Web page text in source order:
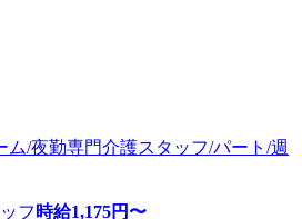
ム/夜勤専門介護スタッフ/パート/週
フ 時給1,175円〜